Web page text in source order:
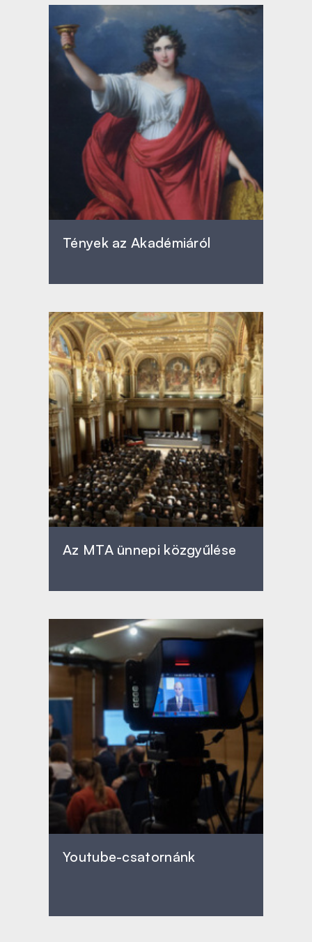
Tények az Akadémiáról
Az MTA ünnepi közgyűlése
Youtube-csatornánk